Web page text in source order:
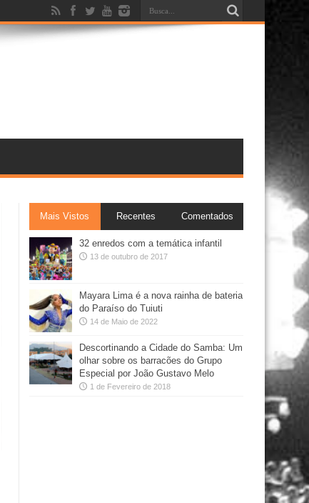
Mais Vistos Recentes Comentados
32 enredos com a temática infantil
13 de outubro de 2017
Mayara Lima é a nova rainha de bateria
do Paraíso do Tuiuti
14 de Maio de 2022
Descortinando a Cidade do Samba: Um
olhar sobre os barracões do Grupo
Especial por João Gustavo Melo
1 de Fevereiro de 2018